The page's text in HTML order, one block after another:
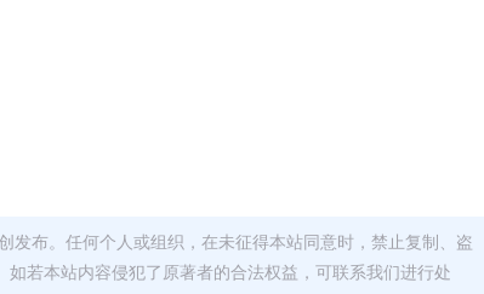
发布。任何个人或组织，在未征得本站同意时，禁止复制、盗
若本站内容侵犯了原著者的合法权益，可联系我们进行处